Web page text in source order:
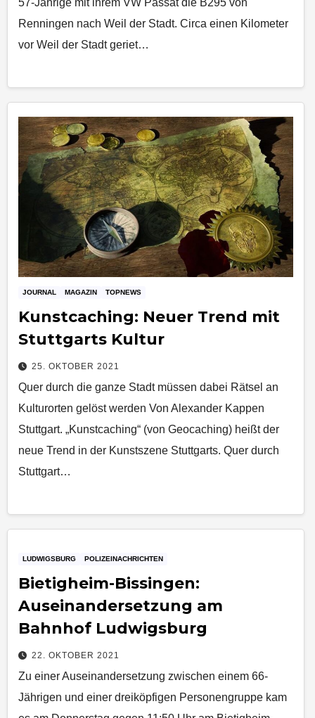
Renningen nach Weil der Stadt. Circa einen Kilometer
vor Weil der Stadt geriet…
JOURNAL MAGAZIN TOPNEWS
Kunstcaching: Neuer Trend mit
Stuttgarts Kultur
25. OKTOBER 2021
Quer durch die ganze Stadt müssen dabei Rätsel an
Kulturorten gelöst werden Von Alexander Kappen
Stuttgart. „Kunstcaching“ (von Geocaching) heißt der
neue Trend in der Kunstszene Stuttgarts. Quer durch
Stuttgart…
LUDWIGSBURG POLIZEINACHRICHTEN
Bietigheim-Bissingen:
Auseinandersetzung am
Bahnhof Ludwigsburg
22. OKTOBER 2021
Zu einer Auseinandersetzung zwischen einem 66-
Jährigen und einer dreiköpfigen Personengruppe kam